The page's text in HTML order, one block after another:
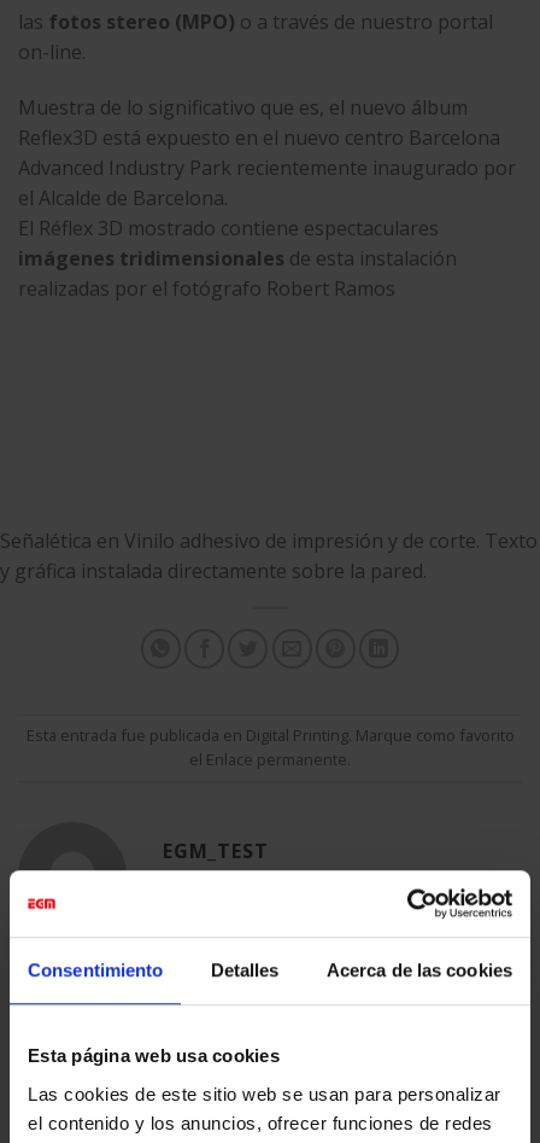
Consentimiento Detalles Acerca de las cookies
Esta página web usa cookies
Las cookies de este sitio web se usan para personalizar
el contenido y los anuncios, ofrecer funciones de redes
las fotos stereo (MPO) o a través de nuestro portal
on-line.
Muestra de lo significativo que es, el nuevo álbum
Reflex3D está expuesto en el nuevo centro Barcelona
Advanced Industry Park recientemente inaugurado por
el Alcalde de Barcelona.
El Réflex 3D mostrado contiene espectaculares
imágenes tridimensionales de esta instalación
realizadas por el fotógrafo Robert Ramos
Señalética en Vinilo adhesivo de impresión y de corte. Texto
y gráfica instalada directamente sobre la pared.
Esta entrada fue publicada en Digital Printing. Marque como favorito
el Enlace permanente.
EGM_TEST
EXPOSICIÓN ’CATALUNYA
MOTO’
IMPRESIÓN DIGITAL FINE